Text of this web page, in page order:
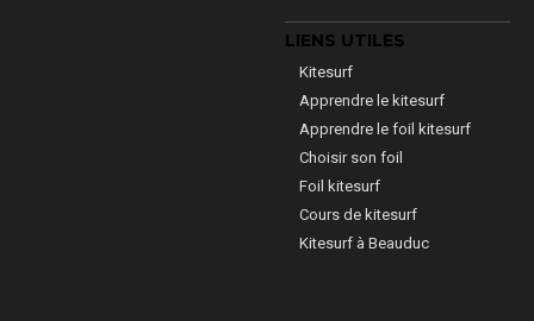
LIENS UTILES
Kitesurf
Apprendre le kitesurf
Apprendre le foil kitesurf
Choisir son foil
Foil kitesurf
Cours de kitesurf
Kitesurf à Beauduc